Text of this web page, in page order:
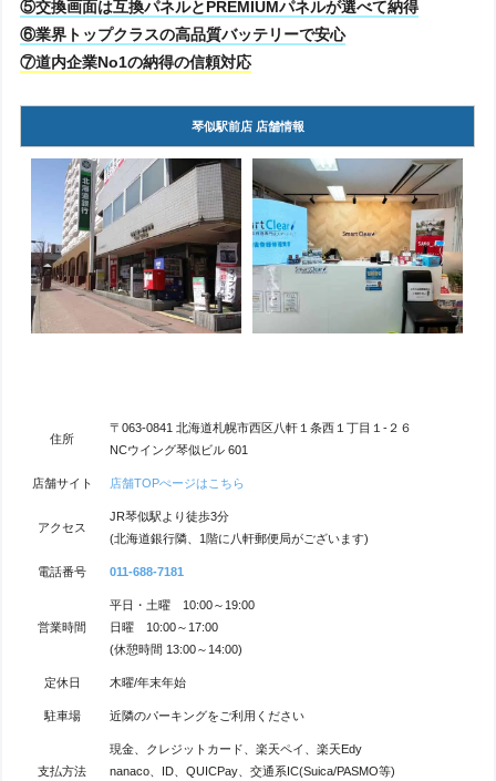
⑤交換画面は互換パネルとPREMIUMパネルが選べて納得
⑥業界トップクラスの高品質バッテリーで安心
⑦道内企業No1の納得の信頼対応
琴似駅前店 店舗情報
住所
〒063-0841 北海道札幌市西区八軒１条西１丁目１-２６
NCウイング琴似ビル 601
店舗サイト 店舗TOPぺージはこちら
アクセス
JR琴似駅より徒歩3分
(北海道銀行隣、1階に八軒郵便局がございます)
電話番号 011-688-7181
営業時間
平日・土曜 10:00～19:00
日曜 10:00～17:00
(休憩時間 13:00～14:00)
定休日 木曜/年末年始
駐車場 近隣のパーキングをご利用ください
支払方法
現金、クレジットカード、楽天ペイ、楽天Edy
nanaco、ID、QUICPay、交通系IC(Suica/PASMO等)